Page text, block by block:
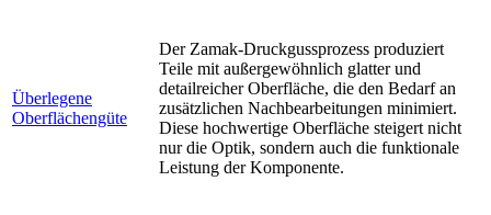
Überlegene
Oberflächengüte
Der Zamak-Druckgussprozess produziert
Teile mit außergewöhnlich glatter und
detailreicher Oberfläche, die den Bedarf an
zusätzlichen Nachbearbeitungen minimiert.
Diese hochwertige Oberfläche steigert nicht
nur die Optik, sondern auch die funktionale
Leistung der Komponente.